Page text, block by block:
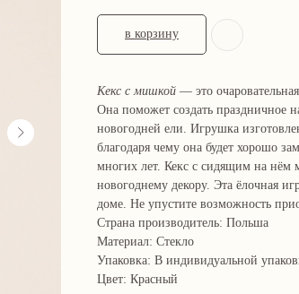
в корзину
Кекс с мишкой — это
Она поможет создать праздничное
новогодней ели. Игрушка
благодаря чему она будет хорошо
многих лет. Кекс с сидящим на
новогоднему декору. Эта ёлочная
доме. Не упустите возможность
Страна производитель: Польша
Материал: Стекло
Упаковка: В индивидуальной
Цвет: Красный